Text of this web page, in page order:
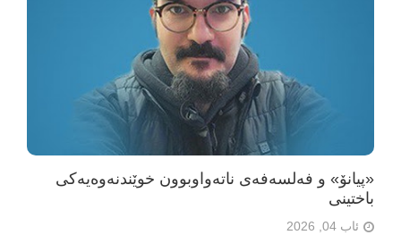
«پیانۆ» و فەلسەفەی ناتەواوبوون خوێندنەوەیەکی
باختینی
ئاب 04, 2026